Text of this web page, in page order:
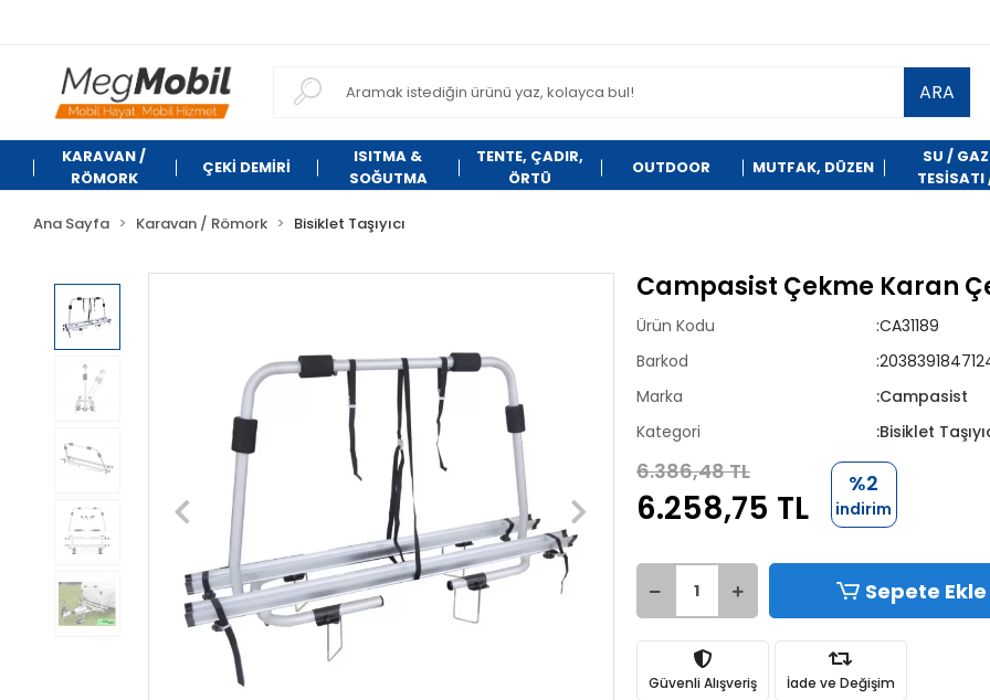
ARA
KARAVAN /
RÖMORK
ÇEKİ DEMİRİ
ISITMA &
SOĞUTMA
TENTE, ÇADIR,
ÖRTÜ
OUTDOOR MUTFAK, DÜZEN
SU / GAZ
TESİSATI
Ana Sayfa
Karavan / Römork Bisiklet Taşıyıcı
Campasist Çekme Karan
Ürün Kodu
:CA31189
Barkod
Marka
:Campasist
Kategori
:Bisiklet
6.386,48 TL
6.258,75 TL
%2
indirim
Sepete Ekle
Güvenli Alışveriş İade ve Değişim